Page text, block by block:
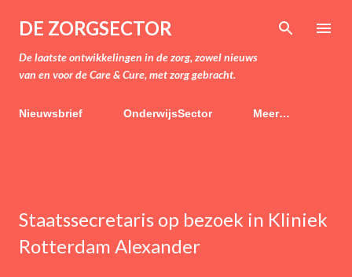
Doorgaan naar hoofdcontent
DE ZORGSECTOR
De laatste ontwikkelingen in de zorg, zowel nieuws
van en voor de Care & Cure, met zorg gebracht.
Nieuwsbrief OnderwijsSector Meer…
Staatssecretaris op bezoek in Kliniek
Rotterdam Alexander